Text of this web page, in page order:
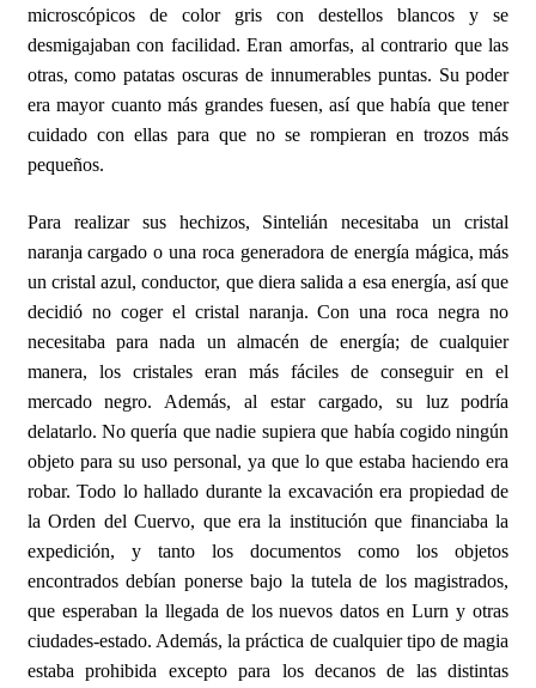
microscópicos de color gris con destellos blancos y se
desmigajaban con facilidad. Eran amorfas, al contrario que las
otras, como patatas oscuras de innumerables puntas. Su poder
era mayor cuanto más grandes fuesen, así que había que tener
cuidado con ellas para que no se rompieran en trozos más
pequeños.
Para realizar sus hechizos, Sintelián necesitaba un cristal
naranja cargado o una roca generadora de energía mágica, más
un cristal azul, conductor, que diera salida a esa energía, así que
decidió no coger el cristal naranja. Con una roca negra no
necesitaba para nada un almacén de energía; de cualquier
manera, los cristales eran más fáciles de conseguir en el
mercado negro. Además, al estar cargado, su luz podría
delatarlo. No quería que nadie supiera que había cogido ningún
objeto para su uso personal, ya que lo que estaba haciendo era
robar. Todo lo hallado durante la excavación era propiedad de
la Orden del Cuervo, que era la institución que financiaba la
expedición, y tanto los documentos como los objetos
encontrados debían ponerse bajo la tutela de los magistrados,
que esperaban la llegada de los nuevos datos en Lurn y otras
ciudades-estado. Además, la práctica de cualquier tipo de magia
estaba prohibida excepto para los decanos de las distintas